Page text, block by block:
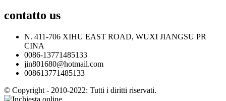
contatto us
N. 411-706 XIHU EAST ROAD, WUXI JIANGSU PR
CINA
0086-13771485133
jin801680@hotmail.com
008613771485133
© Copyright - 2010-2022: Tutti i diritti riservati.